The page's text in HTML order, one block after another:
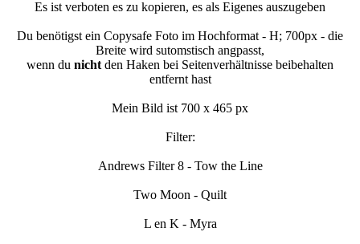
Es ist verboten es zu kopieren, es als Eigenes auszugeben
Du benötigst ein Copysafe Foto im Hochformat - H; 700px - die
Breite wird sutomstisch angpasst,
wenn du nichtden Haken bei Seitenverhältnisse beibehalten
entfernt hast
Mein Bild ist 700 x 465 px
Filter:
Andrews Filter 8 - Tow the Line
Two Moon - Quilt
L en K - Myra